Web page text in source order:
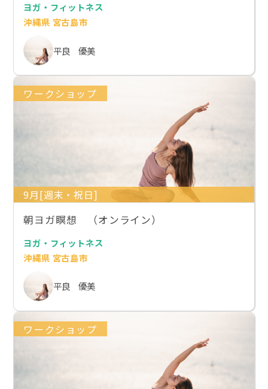
ヨガ・フィットネス
沖縄県 宮古島市
平良 優美
ワークショップ
9月[週末・祝日]
朝ヨガ瞑想 （オンライン）
ヨガ・フィットネス
沖縄県 宮古島市
平良 優美
ワークショップ